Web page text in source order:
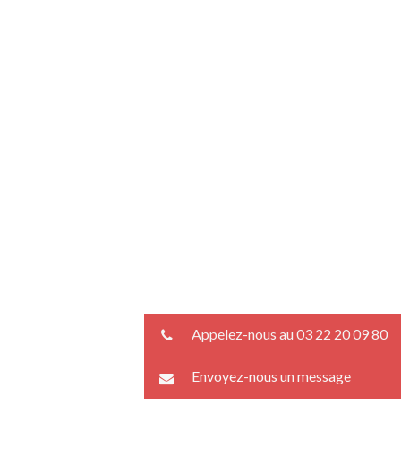
Appelez-nous au 03 22 20 09 80
Envoyez-nous un message